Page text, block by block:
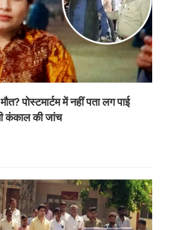
पोस्टमार्टम में नहीं पता लग पाई
कंकाल की जांच